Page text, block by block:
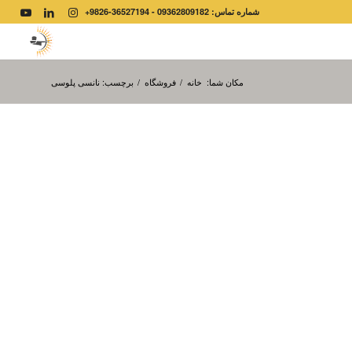
شماره تماس: 09362809182 - 36527194-9826+
مکان شما: خانه / فروشگاه / برچسب: نانسی پلوسی